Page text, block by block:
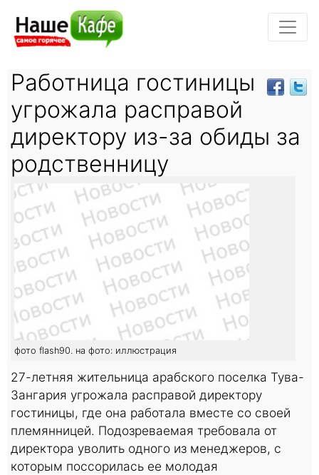
Работница гостиницы
угрожала расправой
директору из-за обиды за
родственницу
фото flash90. на фото: иллюстрация
27-летняя жительница арабского поселка Тува-
Зангария угрожала расправой директору
гостиницы, где она работала вместе со своей
племянницей. Подозреваемая требовала от
директора уволить одного из менеджеров, с
которым поссорилась ее молодая